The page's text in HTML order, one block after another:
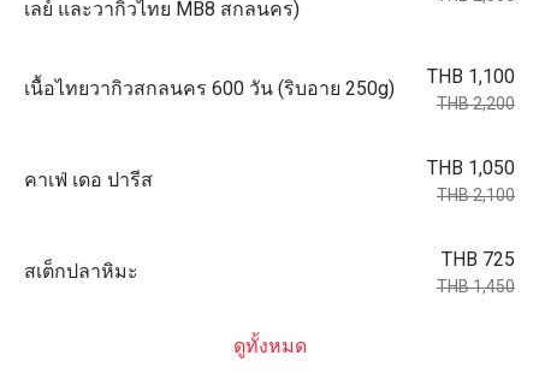
เลย์ และวากิวไทย MB8 สกลนคร)
เนื้อไทยวากิวสกลนคร 600 วัน (ริบอาย 250g)
THB 1,100
THB 2,200
คาเฟ่ เดอ ปารีส
THB 1,050
THB 2,100
สเต็กปลาหิมะ
THB 725
THB 1,450
ดูทั้งหมด